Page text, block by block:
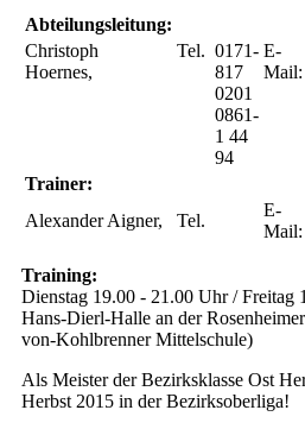
Abteilungsleitung:
Christoph
Hoernes,
Tel. 0171-
817
0201
0861-
1 44
94
E-
Mail:
Trainer:
Alexander Aigner,
Tel.
E-
Mail:
Training:
Dienstag 19.00 - 21.00 Uhr / Freitag
Hans-Dierl-Halle an der
von-Kohlbrenner Mittelschule)
Als Meister der Bezirksklasse Ost
Herbst 2015 in der Bezirksoberliga!